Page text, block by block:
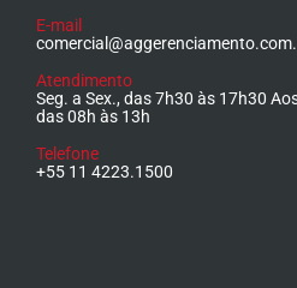
E-mail
Atendimento
Seg. a Sex., das 7h30 às 17h30
das 08h às 13h
Telefone
+55 11 4223.1500